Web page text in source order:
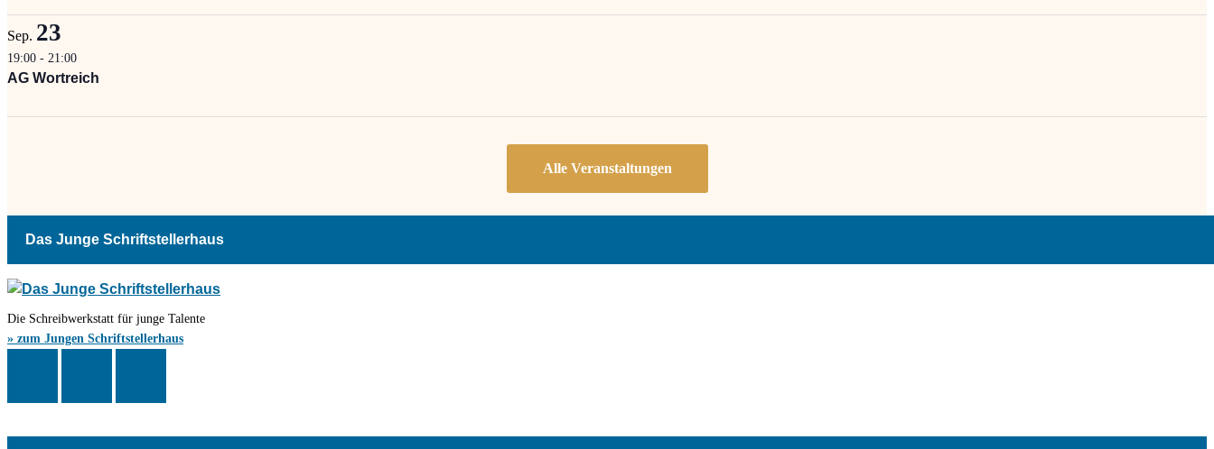
Sep. 23
19:00 - 21:00
AG Wortreich
Das Junge Schriftstellerhaus
Die Schreibwerkstatt für junge Talente
» zum Jungen Schriftstellerhaus